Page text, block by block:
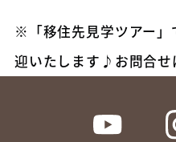
※「移住先見学ツアー」
迎いたします♪お問合せ